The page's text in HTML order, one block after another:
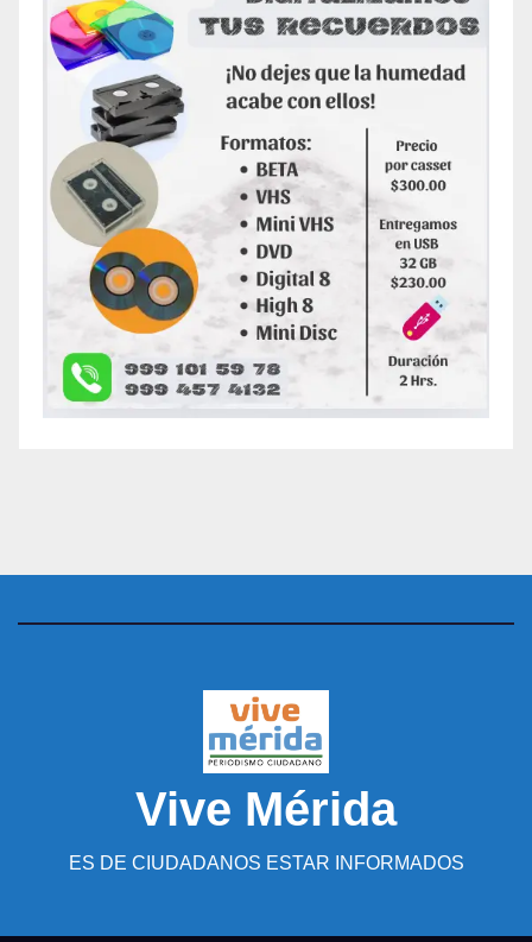
Vive Mérida
ES DE CIUDADANOS ESTAR INFORMADOS